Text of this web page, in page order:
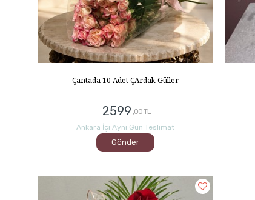
Çantada 10 Adet ÇArdak Güller
2599 ,00 TL
Ankara İçi Aynı Gün Teslimat
Gönder